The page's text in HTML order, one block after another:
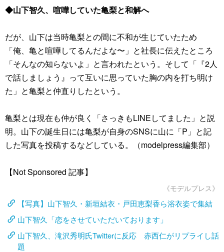
◆山下智久、喧嘩していた亀梨と和解へ
だが、山下は当時亀梨との間に不和が生じていたため
「俺、亀と喧嘩してるんだよな〜」と社長に伝えたところ
「そんなの知らないよ」と言われたという。そして「『2人
で話しましょう』って互いに思っていた胸の内を打ち明け
た」と亀梨と仲直りしたという。
亀梨とは現在も仲が良く「さっきもLINEしてました」と説
明。山下の誕生日には亀梨が自身のSNSに山に「P」と記
した写真を投稿するなどしている。（modelpress編集部）
【Not Sponsored 記事】
《モデルプレス》
【写真】山下智久・新垣結衣・戸田恵梨香ら浴衣姿で集結
山下智久「恋をさせていただいております」
山下智久、滝沢秀明氏Twitterに反応 赤西仁がリプライし話
題